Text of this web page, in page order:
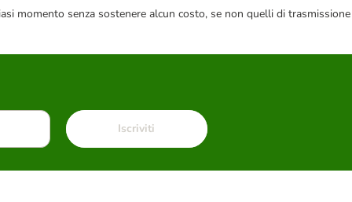
momento senza sostenere alcun costo, se non quelli di trasmissione
Iscriviti